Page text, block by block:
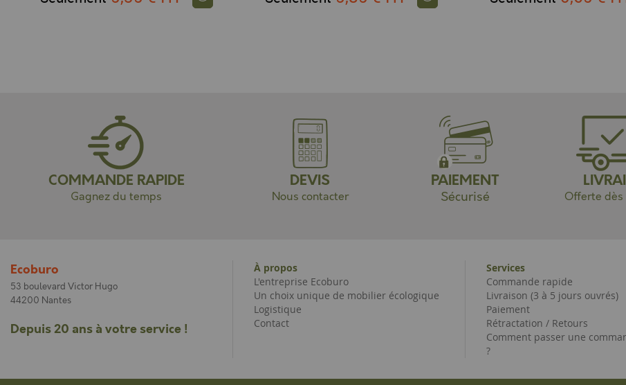
COMMANDE RAPIDE
Gagnez du temps
DEVIS
Nous contacter
PAIEMENT
Sécurisé Offerte dès
Ecoburo
53 boulevard Victor Hugo
44200 Nantes
Depuis 20 ans à votre service !
À propos
L'entreprise Ecoburo
Un choix unique de mobilier écologique
Logistique
Contact
Services
Commande rapide
Livraison (3 à 5 jours ouvrés)
Paiement
Rétractation / Retours
Comment passer une
?